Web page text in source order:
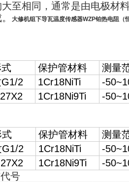
至相同，通常是由电极材
大修机组下导瓦温度传感器WZP铂热电阻（
保护管材料 测量
2 1Cr18NiTi -
1Cr18Ni9Ti -
式 保护管材料 测量
2 1Cr18NiTi -
1Cr18Ni9Ti -
号